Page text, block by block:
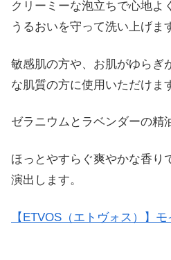
クリーミーな泡立ちで心地よ
うるおいを守って洗い上げま
敏感肌の方や、お肌がゆらぎ
な肌質の方に使用いただけま
ゼラニウムとラベンダーの精
ほっとやすらぐ爽やかな香り
演出します。
【ETVOS（エトヴォス）】